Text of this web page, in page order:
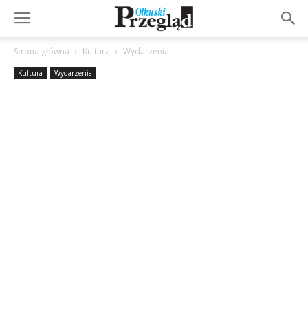
Strona główna Kultura Wydarzenia
Kultura Wydarzenia